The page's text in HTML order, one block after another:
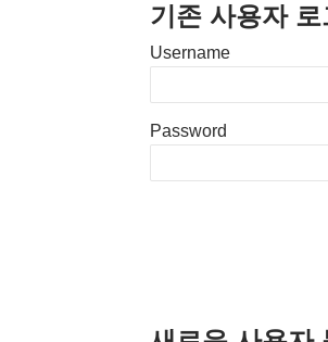
기존 사용자 로
Username
Password